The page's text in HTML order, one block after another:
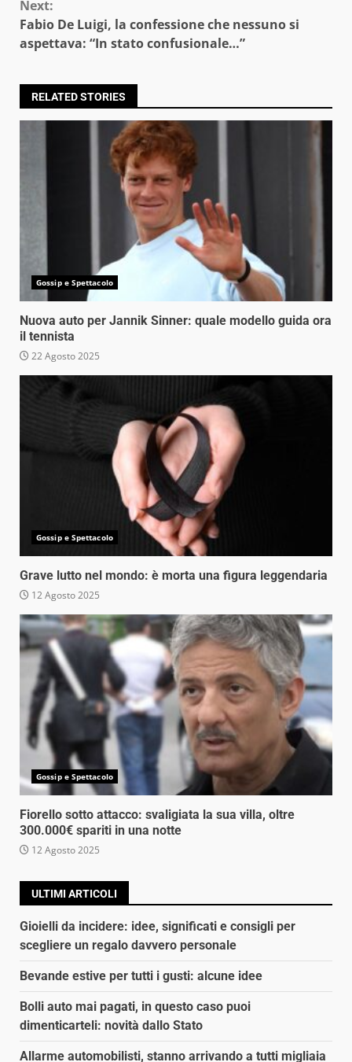
Next:
Fabio De Luigi, la confessione che nessuno si
aspettava: “In stato confusionale…”
RELATED STORIES
Gossip e Spettacolo
Nuova auto per Jannik Sinner: quale modello guida ora
il tennista
22 Agosto 2025
Gossip e Spettacolo
Grave lutto nel mondo: è morta una figura leggendaria
12 Agosto 2025
Gossip e Spettacolo
Fiorello sotto attacco: svaligiata la sua villa, oltre
300.000€ spariti in una notte
12 Agosto 2025
ULTIMI ARTICOLI
Gioielli da incidere: idee, significati e consigli per
scegliere un regalo davvero personale
Bevande estive per tutti i gusti: alcune idee
Bolli auto mai pagati, in questo caso puoi
dimenticarteli: novità dallo Stato
Allarme automobilisti, stanno arrivando a tutti migliaia